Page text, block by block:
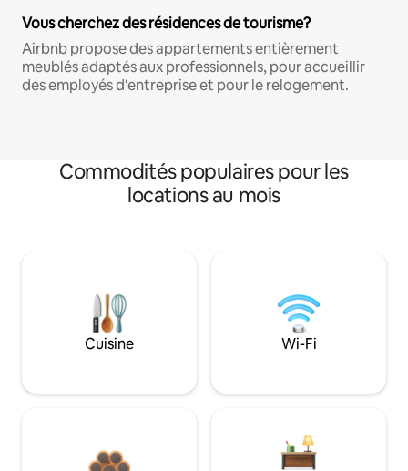
Vous cherchez des résidences de tourisme?
Airbnb propose des appartements entièrement
meublés adaptés aux professionnels, pour accueillir
des employés d'entreprise et pour le relogement.
Commodités populaires pour les
locations au mois
Cuisine Wi-Fi